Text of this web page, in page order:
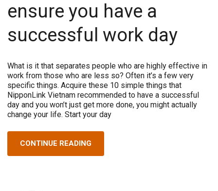
ensure you have a
successful work day
What is it that separates people who are highly effective in
work from those who are less so? Often it’s a few very
specific things. Acquire these 10 simple things that
NipponLink Vietnam recommended to have a successful
day and you won’t just get more done, you might actually
change your life. Start your day
CONTINUE READING